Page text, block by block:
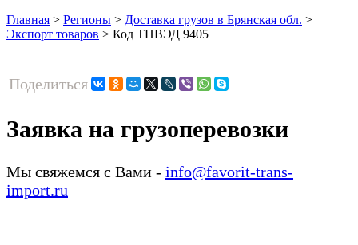
Главная > Регионы > Доставка грузов в Брянская обл. >
Экспорт товаров > Код ТНВЭД 9405
Поделиться
Заявка на грузоперевозки
Мы свяжемся с Вами - info@favorit-trans-
import.ru